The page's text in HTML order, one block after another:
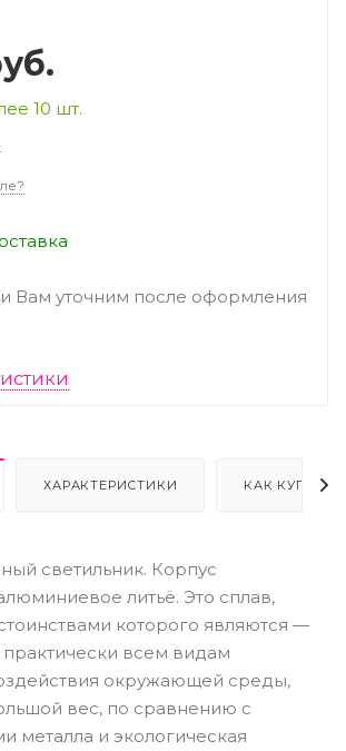
10 шт.
Вам уточним после оформления
ХАРАКТЕРИСТИКИ КАК КУПИТЬ
светильник. Корпус
литьё. Это сплав,
которого являются —
практически всем видам
окружающей среды,
вес, по сравнению с
металла и экологическая